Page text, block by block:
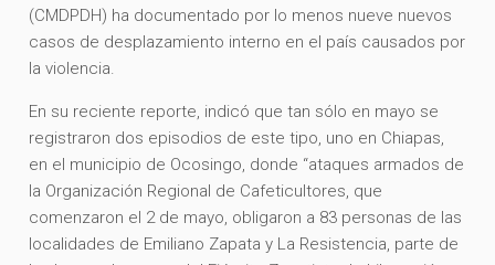
(CMDPDH) ha documentado por lo menos nueve nuevos
casos de desplazamiento interno en el país causados por
la violencia.
En su reciente reporte, indicó que tan sólo en mayo se
registraron dos episodios de este tipo, uno en Chiapas,
en el municipio de Ocosingo, donde “ataques armados de
la Organización Regional de Cafeticultores, que
comenzaron el 2 de mayo, obligaron a 83 personas de las
localidades de Emiliano Zapata y La Resistencia, parte de